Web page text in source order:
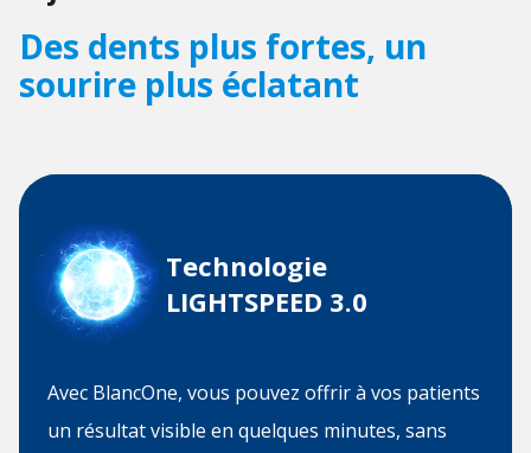
Des dents plus fortes, un
sourire plus éclatant
Technologie
LIGHTSPEED 3.0
Avec BlancOne, vous pouvez offrir à vos patients
un résultat visible en quelques minutes, sans